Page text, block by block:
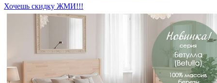
Хочешь скидку ЖМИ!!!